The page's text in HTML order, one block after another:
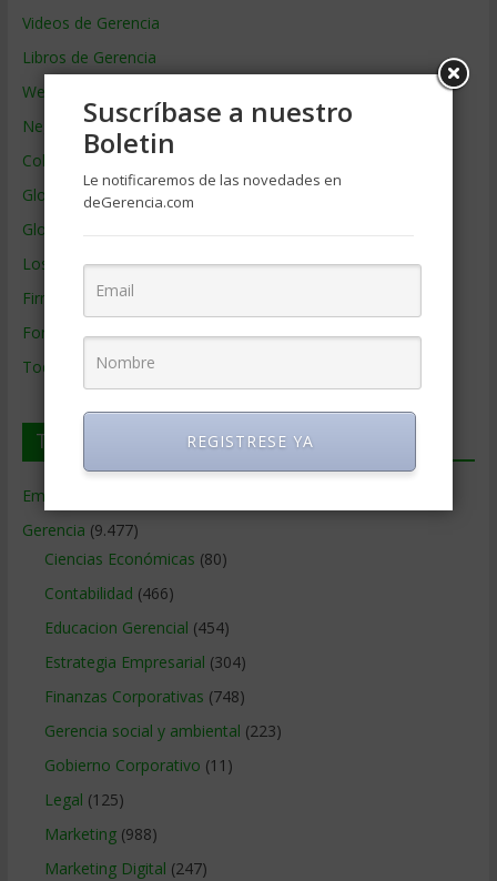
Videos de Gerencia
Libros de Gerencia
Webs de Gerencia
Negocios por País
Colaboradores de Gerencia
Glosario
Glosario Inglés – Español
Los mejores MBA
Firmas de Gerencia
Formación de Gerencia
Todos los Temas
Temas de Gerencia
Empresas de Gerencia
Gerencia (9.477)
Ciencias Económicas (80)
Contabilidad (466)
Educacion Gerencial (454)
Estrategia Empresarial (304)
Finanzas Corporativas (748)
Gerencia social y ambiental (223)
Gobierno Corporativo (11)
Legal (125)
Marketing(988)
Marketing Digital (247)
Suscríbase a nuestro
Boletin
Le notificaremos de las novedades en
deGerencia.com
REGISTRESE YA